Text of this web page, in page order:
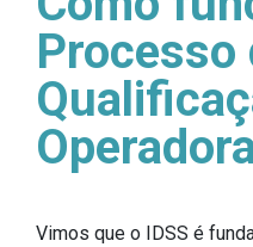
Processo
Vimos que o IDSS é